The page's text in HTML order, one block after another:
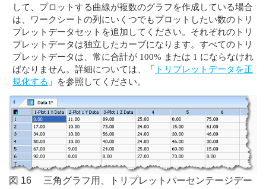
して、プロットする曲線が複数のグラフを作成している場合
は、ワークシートの列にいくつでもプロットしたい数のトリ
プレットデータセットを追加してください。それぞれのトリ
プレットデータは独立したカーブになります。すべてのトリ
プレットデータは、常に合計が 100% または 1 にならなけれ
ばなりません。詳細については、「 トリプレットデータを正
規化する 」を参照してください。
図 16 三角グラフ用、トリプレットパーセンテージデー